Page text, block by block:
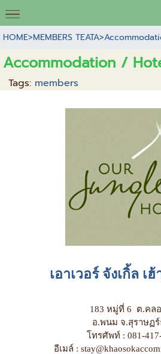
HOME>MEMBERS TEATA>
Accommodation /
Tags: members
เอาเวอร์ จังเกิ้ล เ
183 หมู่ที่ 6 ต.คล
อ.พนม จ.สุราษฏ
โทรศัพท์ : 081-
อีเมล์ :